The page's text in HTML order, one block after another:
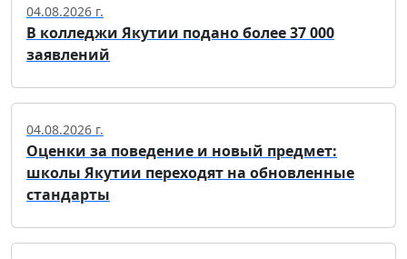
04.08.2026 г.
В колледжи Якутии подано более 37 000
заявлений
04.08.2026 г.
Оценки за поведение и новый предмет:
школы Якутии переходят на обновленные
стандарты